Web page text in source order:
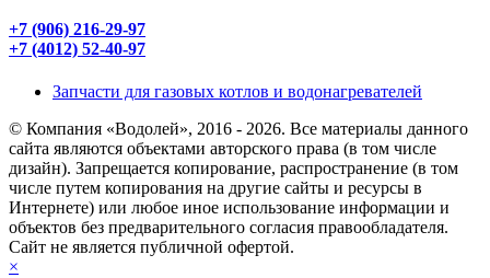
+7 (906) 216-29-97
+7 (4012) 52-40-97
Запчасти для газовых котлов и водонагревателей
© Компания «Водолей», 2016 - 2026. Все материалы данного
сайта являются объектами авторского права (в том числе
дизайн). Запрещается копирование, распространение (в том
числе путем копирования на другие сайты и ресурсы в
Интернете) или любое иное использование информации и
объектов без предварительного согласия правообладателя.
Cайт не является публичной офертой.
×